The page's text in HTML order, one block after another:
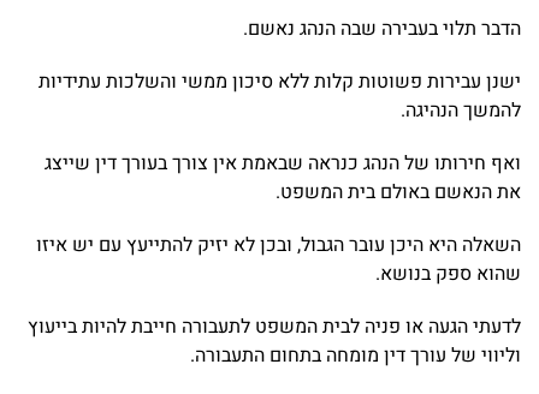
הדבר תלוי בעבירה שבה הנהג נאשם.
ישנן עבירות פשוטות קלות ללא סיכון ממשי והשלכות עתידיות
להמשך הנהיגה.
ואף חירותו של הנהג כנראה שבאמת אין צורך בעורך דין שייצג
את הנאשם באולם בית המשפט.
השאלה היא היכן עובר הגבול, ובכן לא יזיק להתייעץ עם יש איזו
שהוא ספק בנושא.
לדעתי הגעה או פניה לבית המשפט לתעבורה חייבת להיות בייעוץ
וליווי של עורך דין מומחה בתחום התעבורה.